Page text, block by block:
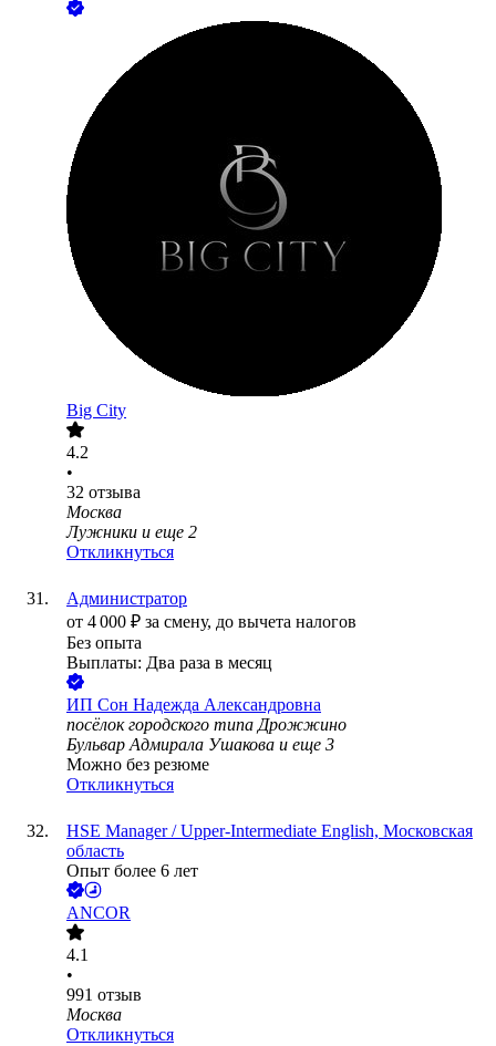
Big City
4.2
•
32 отзыва
Москва
Лужники и еще 2
Откликнуться
Администратор
от 4 000 ₽ за смену, до вычета налогов
Без опыта
Выплаты: Два раза в месяц
ИП Сон Надежда Александровна
посёлок городского типа Дрожжино
Бульвар Адмирала Ушакова и еще 3
Можно без резюме
Откликнуться
HSE Manager / Upper-Intermediate English, Московская
область
Опыт более 6 лет
ANCOR
4.1
•
991 отзыв
Москва
Откликнуться